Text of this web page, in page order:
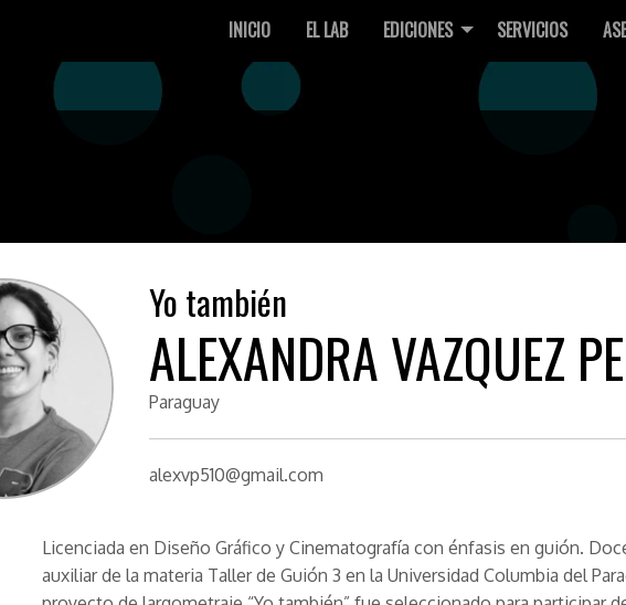
INICIO EL LAB EDICIONES SERVICIOS
Yo también
ALEXANDRA VAZQUEZ
Paraguay
alexvp510@gmail.com
Licenciada en Diseño Gráfico y Cinematografía con énfasis en guión.
auxiliar de la materia Taller de Guión 3 en la Universidad Columbia del